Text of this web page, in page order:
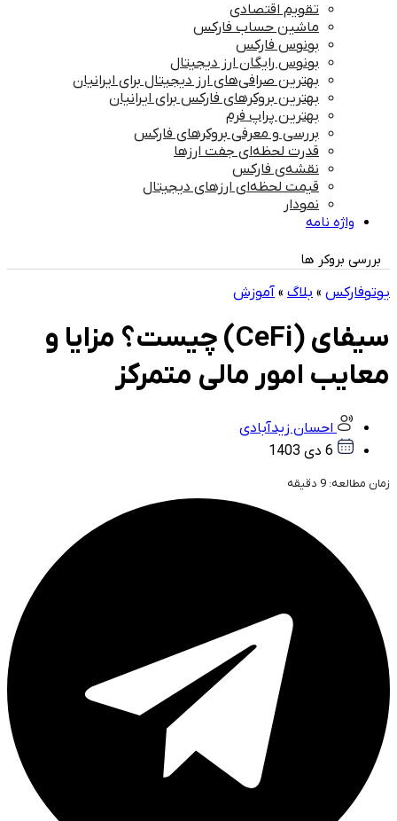
تقویم اقتصادی
ماشین حساب فارکس
بونوس فارکس
بونوس رایگان ارز دیجیتال
بهترین صرافی‌های ارز دیجیتال برای ایرانیان
بهترین بروکرهای فارکس برای ایرانیان
بهترین پراپ‌ فرم
بررسی و معرفی بروکرهای فارکس
قدرت لحظه‌ای جفت ارزها
نقشه‌ی فارکس
قیمت لحظه‌ای ارزهای دیجیتال
نمودار
واژه نامه
بررسی بروکر ها
یوتوفارکس » بلاگ » آموزش
سیفای (CeFi) چیست؟ مزایا و
معایب امور مالی متمرکز
احسان زیدآبادی
6 دی 1403
زمان مطالعه: 9 دقیقه